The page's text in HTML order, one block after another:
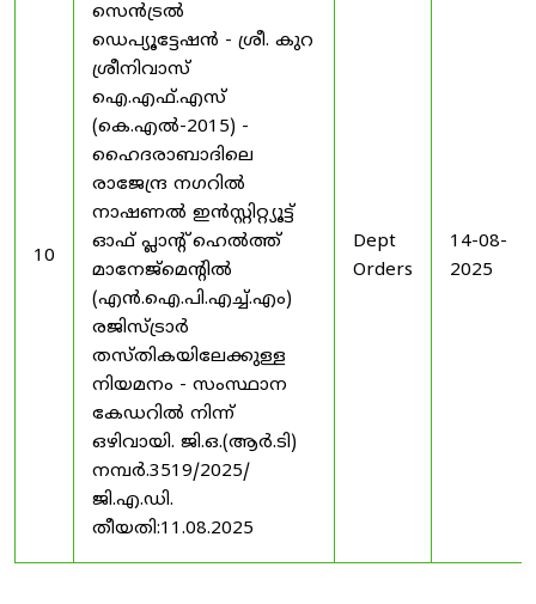
10
സെൻട്രൽ
ഡെപ്യൂട്ടേഷൻ - ശ്രീ. കുറ
ശ്രീനിവാസ്
ഐ.എഫ്.എസ്
(കെ.എൽ-2015) -
ഹൈദരാബാദിലെ
രാജേന്ദ്ര നഗറിൽ
നാഷണൽ ഇൻസ്റ്റിറ്റ്യൂട്ട്
ഓഫ് പ്ലാന്റ് ഹെൽത്ത്
മാനേജ്‌മെന്റിൽ
(എൻ.ഐ.പി.എച്ച്.എം)
രജിസ്ട്രാർ
തസ്തികയിലേക്കുള്ള
നിയമനം - സംസ്ഥാന
കേഡറിൽ നിന്ന്
ഒഴിവായി. ജി.ഒ.(ആർ.ടി)
നമ്പർ.3519/2025/
ജി.എ.ഡി.
തീയതി:11.08.2025
Dept
Orders
14-08-
2025